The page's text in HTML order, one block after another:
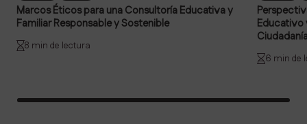
Marcos Éticos para una Consultoría Educativa y
Familiar Responsable y Sostenible
8 min de lectura
Educativo
6 min de